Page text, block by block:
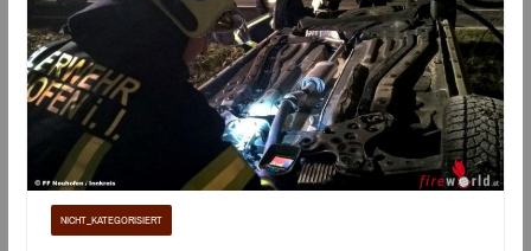
NICHT_KATEGORISIERT